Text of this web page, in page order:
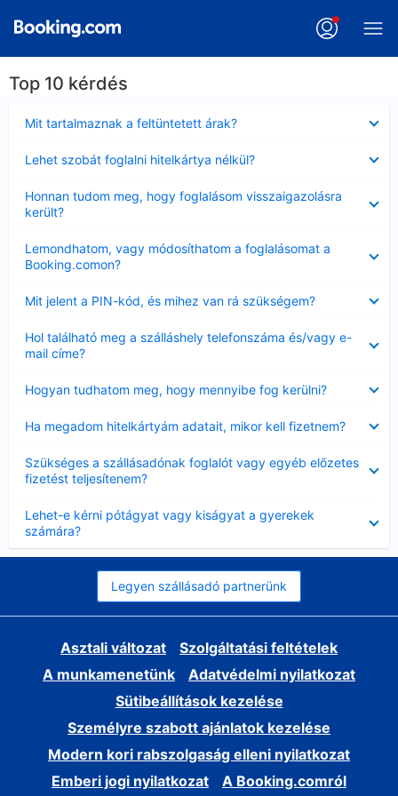
Top 10 kérdés
Mit tartalmaznak a feltüntetett árak?
Lehet szobát foglalni hitelkártya nélkül?
Honnan tudom meg, hogy foglalásom visszaigazolásra
került?
Lemondhatom, vagy módosíthatom a foglalásomat a
Booking.comon?
Mit jelent a PIN-kód, és mihez van rá szükségem?
Hol található meg a szálláshely telefonszáma és/vagy e-
mail címe?
Hogyan tudhatom meg, hogy mennyibe fog kerülni?
Ha megadom hitelkártyám adatait, mikor kell fizetnem?
Szükséges a szállásadónak foglalót vagy egyéb előzetes
fizetést teljesítenem?
Lehet-e kérni pótágyat vagy kiságyat a gyerekek
számára?
Legyen szállásadó partnerünk
Asztali változat
Szolgáltatási feltételek
A munkamenetünk
Adatvédelmi nyilatkozat
Sütibeállítások kezelése
Személyre szabott ajánlatok kezelése
Modern kori rabszolgaság elleni nyilatkozat
Emberi jogi nyilatkozat
A Booking.comról